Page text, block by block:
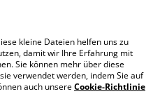
Produkte
Privatsphäre
kleine Dateien helfen uns zu
damit wir Ihre Erfahrung mit
Sie können mehr über diese
verwendet werden, indem Sie auf
auch unsereCookie-Richtlinie